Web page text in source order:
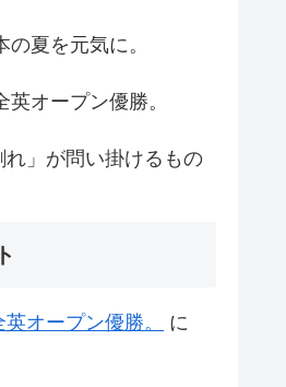
夏を元気に。
オープン優勝。
れ」が問い掛けるもの
オープン優勝。
に